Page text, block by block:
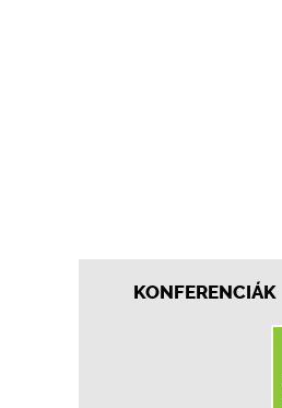
KONFERENCIÁK